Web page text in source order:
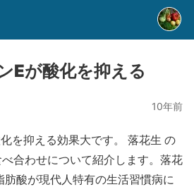
Eが酸化を抑える
10年前
を抑える効果大です。 落花生 の
合わせについて紹介します。落花
酸が現代人特有の生活習慣病に